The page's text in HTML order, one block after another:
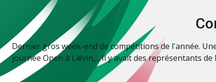
Dernier gros week-end de compétitions de l'année.
journée Open à Liévin,... Il y avait des représentants